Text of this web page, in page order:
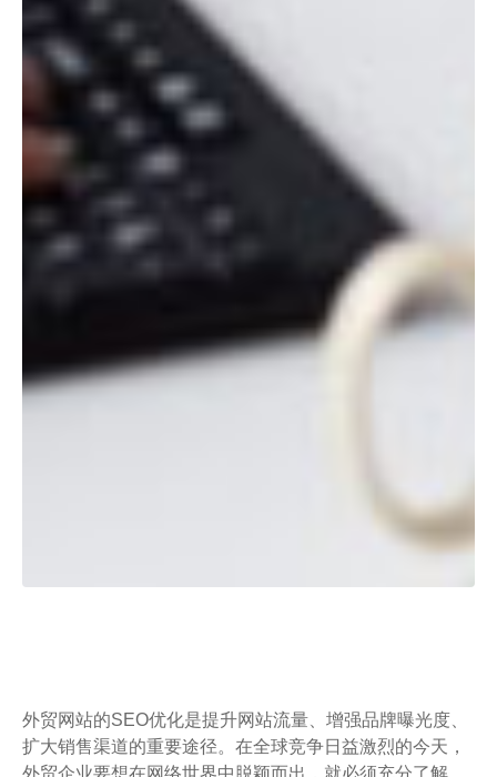
外贸网站的SEO优化是提升网站流量、增强品牌曝光度、
扩大销售渠道的重要途径。在全球竞争日益激烈的今天，